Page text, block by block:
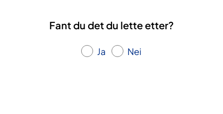
Fant du det du lette etter?
Ja Nei